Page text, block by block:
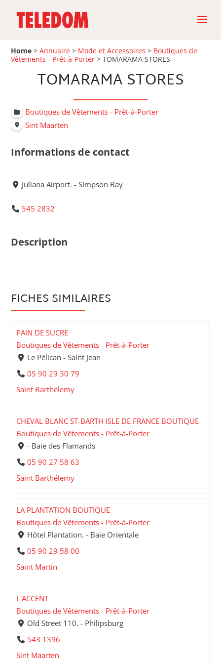
Home >Annuaire > Mode et Accessoires > Boutiques de
Vêtements - Prêt-à-Porter >TOMARAMA STORES
TOMARAMA STORES
Boutiques de Vêtements - Prêt-à-Porter
Sint Maarten
Informations de contact
Juliana Airport. - Simpson Bay
545 2832
Description
FICHES SIMILAIRES
PAIN DE SUCRE
Boutiques de Vêtements - Prêt-à-Porter
Le Pélican - Saint Jean
05 90 29 30 79
Saint Barthélemy
CHEVAL BLANC ST-BARTH ISLE DE FRANCE BOUTIQUE
Boutiques de Vêtements - Prêt-à-Porter
- Baie des Flamands
05 90 27 58 63
Saint Barthélemy
LA PLANTATION BOUTIQUE
Boutiques de Vêtements - Prêt-à-Porter
Hôtel Plantation. - Baie Orientale
05 90 29 58 00
Saint Martin
L'ACCENT
Boutiques de Vêtements - Prêt-à-Porter
Old Street 110. - Philipsburg
543 1396
Sint Maarten